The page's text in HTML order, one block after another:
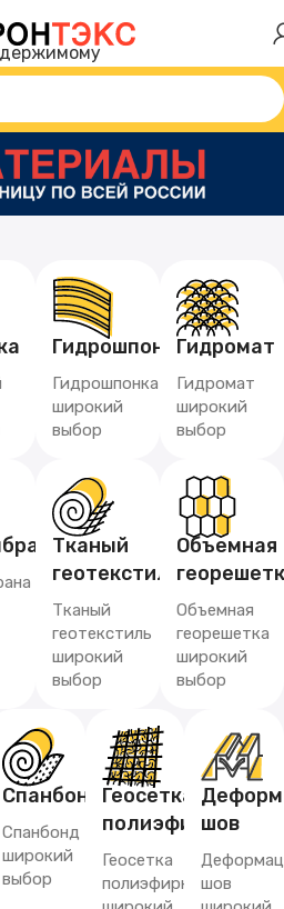
Гидрошпонка
Гидрошпонка
широкий
выбор
Гидромат
Гидромат
широкий
выбор
Тканый
геотекстиль
Тканый
геотекстиль
широкий
выбор
Объемная
Объемная
георешетка
широкий
выбор
Спанбонд
Спанбонд
широкий
выбор
Геосетка
полиэфирная
Геосетка
полиэфирная
шов
шов